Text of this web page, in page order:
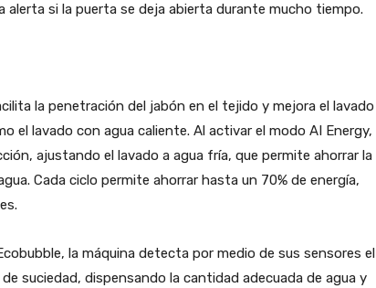
si la puerta se deja abierta durante mucho tiempo.
la penetración del jabón en el tejido y mejora el lavado
el lavado con agua caliente. Al activar el modo AI Energy,
ajustando el lavado a agua fría, que permite ahorrar la
Cada ciclo permite ahorrar hasta un 70% de energía,
la máquina detecta por medio de sus sensores el
suciedad, dispensando la cantidad adecuada de agua y